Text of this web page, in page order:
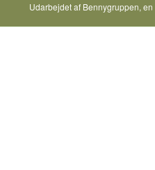
Udarbejdet af Bennygruppen,